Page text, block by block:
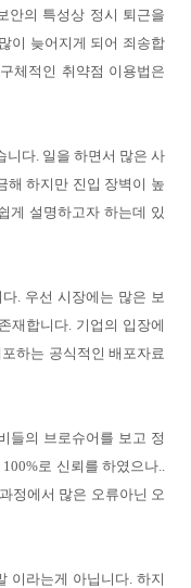
안의 특성상 정시 퇴근을
이 늦어지게 되어 죄송합
체적인 취약점 이용법은
니다. 일을 하면서 많은 사
해 하지만 진입 장벽이 높
게 설명하고자 하는데 있
다.우선 시장에는 많은 보
재합니다. 기업의 입장에
하는 공식적인 배포자료
들의 브로슈어를 보고 정
100%로 신뢰를 하였으나..
정에서 많은 오류아닌 오
이라는게 아닙니다. 하지